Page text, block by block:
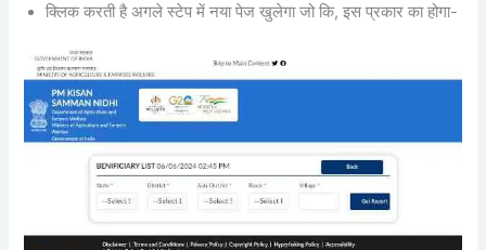
क्लिक करती है अगले स्टेप में नया पेज खुलेगा जो कि, इस प्रकार का होगा-